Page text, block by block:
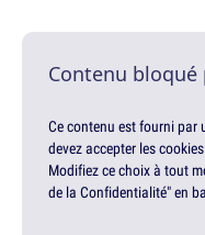
Contenu bloqué
Ce contenu est fourni par
devez accepter les
Modifiez ce choix à tout
de la Confidentialité" en